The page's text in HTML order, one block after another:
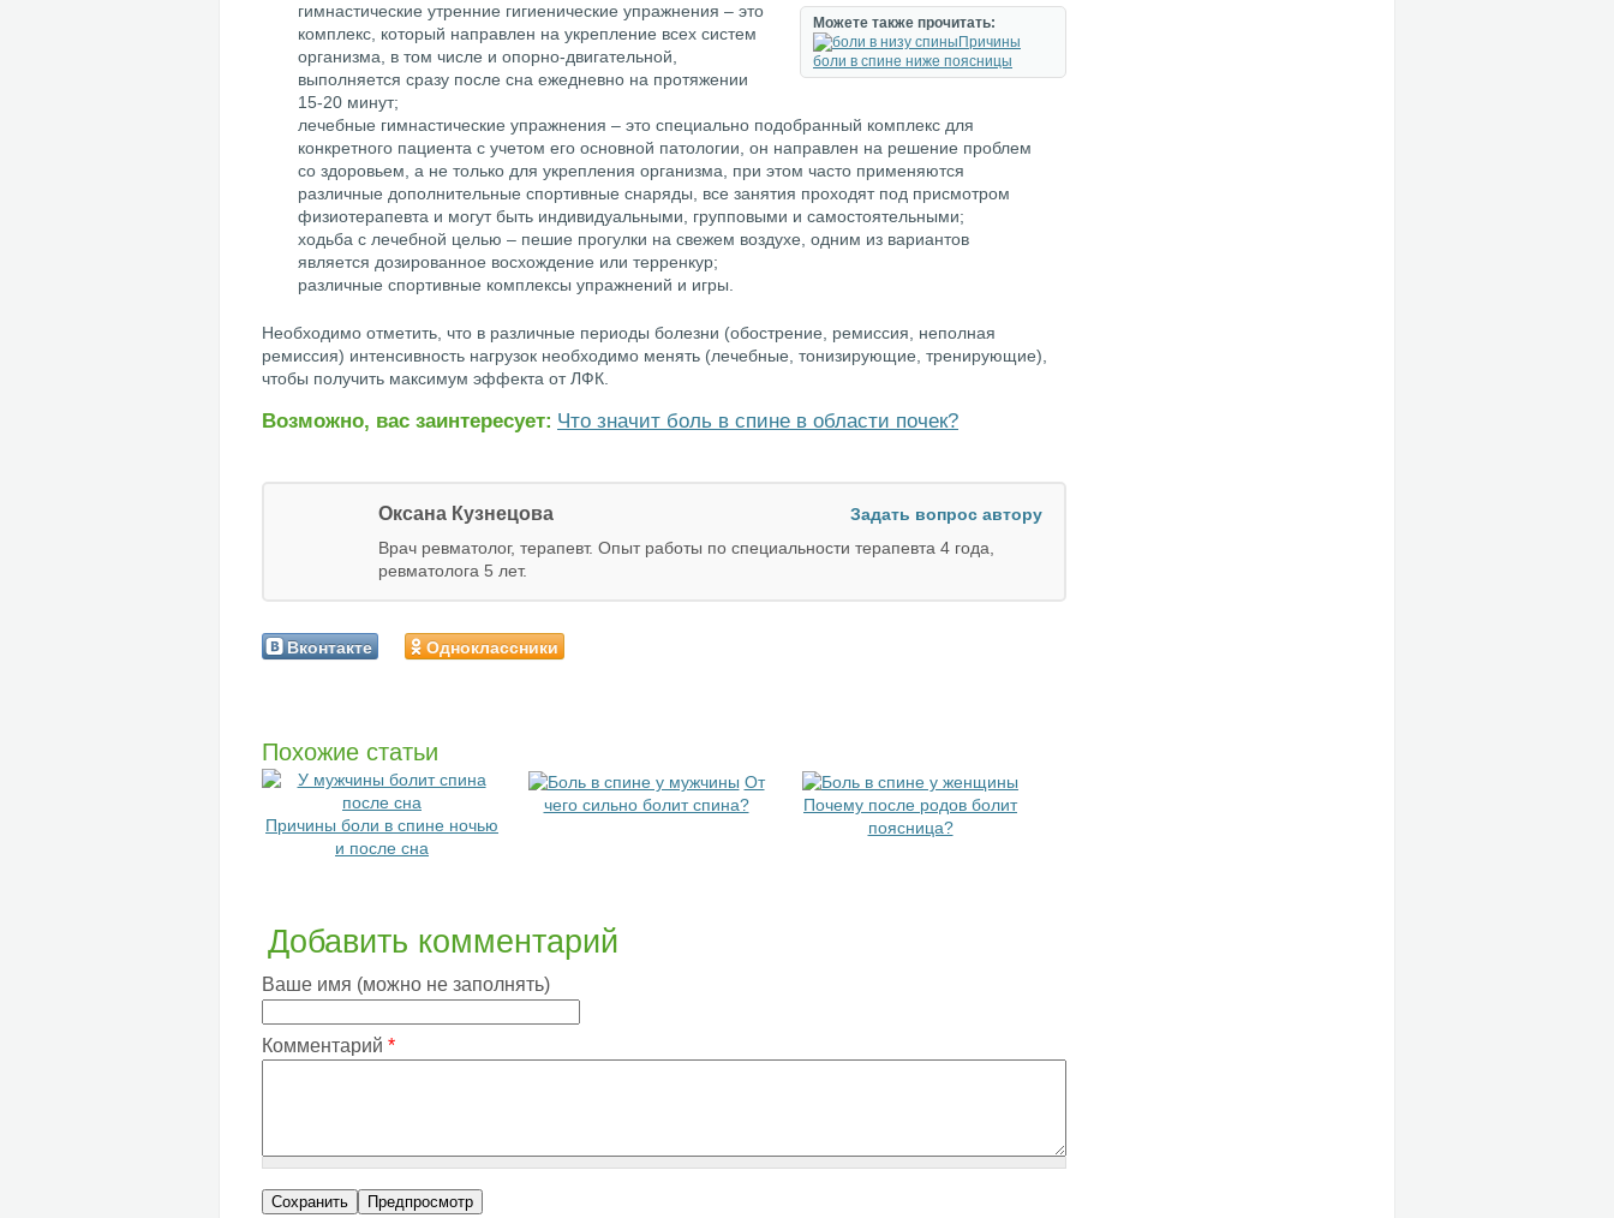
Можете также прочитать:
Причины
боли в спине ниже поясницы
гимнастические утренние гигиенические упражнения – это
комплекс, который направлен на укрепление всех систем
организма, в том числе и опорно-двигательной,
выполняется сразу после сна ежедневно на протяжении
15-20 минут;
лечебные гимнастические упражнения – это специально подобранный комплекс для
конкретного пациента с учетом его основной патологии, он направлен на решение проблем
со здоровьем, а не только для укрепления организма, при этом часто применяются
различные дополнительные спортивные снаряды, все занятия проходят под присмотром
физиотерапевта и могут быть индивидуальными, групповыми и самостоятельными;
ходьба с лечебной целью – пешие прогулки на свежем воздухе, одним из вариантов
является дозированное восхождение или терренкур;
различные спортивные комплексы упражнений и игры.
Необходимо отметить, что в различные периоды болезни (обострение, ремиссия, неполная
ремиссия) интенсивность нагрузок необходимо менять (лечебные, тонизирующие, тренирующие),
чтобы получить максимум эффекта от ЛФК.
Возможно, вас заинтересует: Что значит боль в спине в области почек?
Оксана Кузнецова
Задать вопрос автору
Врач ревматолог, терапевт. Опыт работы по специальности терапевта 4 года,
ревматолога 5 лет.
Вконтакте Одноклассники
Похожие статьи
Причины боли в спине ночью
и после сна
От
чего сильно болит спина?
Почему после родов болит
поясница?
Добавить комментарий
Ваше имя (можно не заполнять)
Комментарий *